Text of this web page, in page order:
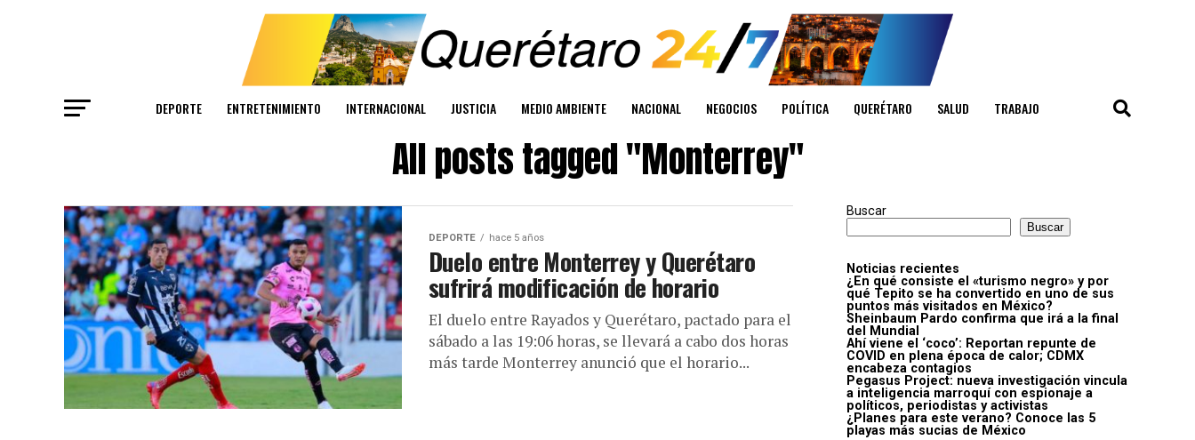
DEPORTE ENTRETENIMIENTO INTERNACIONAL JUSTICIA MEDIO AMBIENTE NACIONAL NEGOCIOS POLÍTICA QUERÉTARO SALUD TRABAJO
All posts tagged "Monterrey"
DEPORTE hace 5 años
Duelo entre Monterrey y Querétaro
sufrirá modificación de horario
El duelo entre Rayados y Querétaro, pactado para el
sábado a las 19:06 horas, se llevará a cabo dos horas
más tarde Monterrey anunció que el horario...
Buscar
Buscar
Noticias recientes
¿En qué consiste el «turismo negro» y por
qué Tepito se ha convertido en uno de sus
puntos más visitados en México?
Sheinbaum Pardo confirma que irá a la final
del Mundial
Ahí viene el ‘coco’: Reportan repunte de
COVID en plena época de calor; CDMX
encabeza contagios
Pegasus Project: nueva investigación vincula
a inteligencia marroquí con espionaje a
políticos, periodistas y activistas
¿Planes para este verano? Conoce las 5
playas más sucias de México